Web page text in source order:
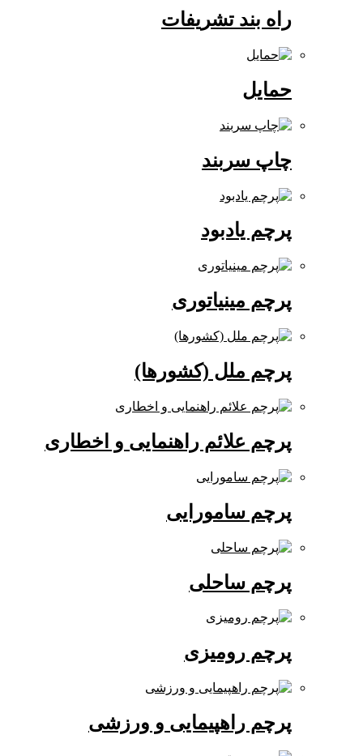
راه بند تشریفات
چاپ سربند
پرچم یادبود
پرچم مینیاتوری
پرچم ملل (کشورها)
پرچم علائم راهنمایی و اخطاری
پرچم سامورایی
پرچم ساحلی
پرچم رومیزی
پرچم راهپیمایی و ورزشی